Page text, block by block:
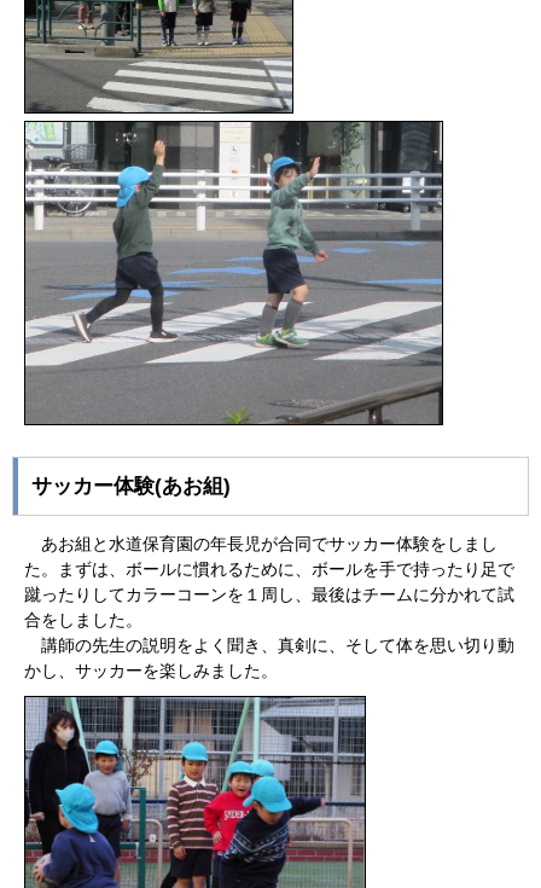
サッカー体験(あお組)
あお組と水道保育園の年長児が合同でサッカー体験をしまし
た。まずは、ボールに慣れるために、ボールを手で持ったり足で
蹴ったりしてカラーコーンを１周し、最後はチームに分かれて試
合をしました。
講師の先生の説明をよく聞き、真剣に、そして体を思い切り動
かし、サッカーを楽しみました。